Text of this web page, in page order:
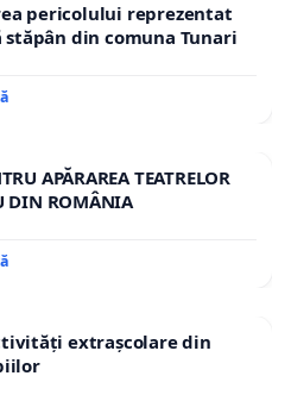
pericolului reprezentat
din comuna Tunari
APĂRAREA TEATRELOR
DIN ROMÂNIA
extrașcolare din